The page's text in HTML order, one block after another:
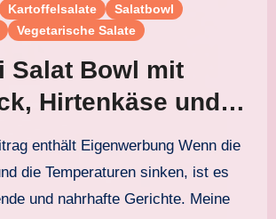
Kartoffelsalate
Salatbowl
Vegetarische Salate
Salat Bowl mit
Hirtenkäse und
die Temperaturen sinken, ist es
und nahrhafte Gerichte. Meine